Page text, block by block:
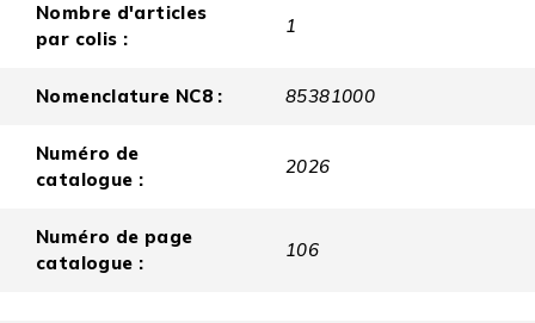
Nombre d'articles
par colis :
1
Nomenclature NC8 : 85381000
Numéro de
catalogue :
2026
Numéro de page
catalogue :
106